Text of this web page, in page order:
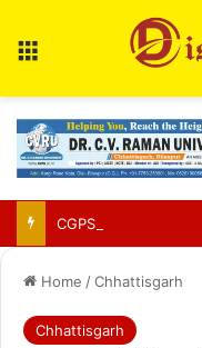
Home /Chhattisgarh
Chhattisgarh